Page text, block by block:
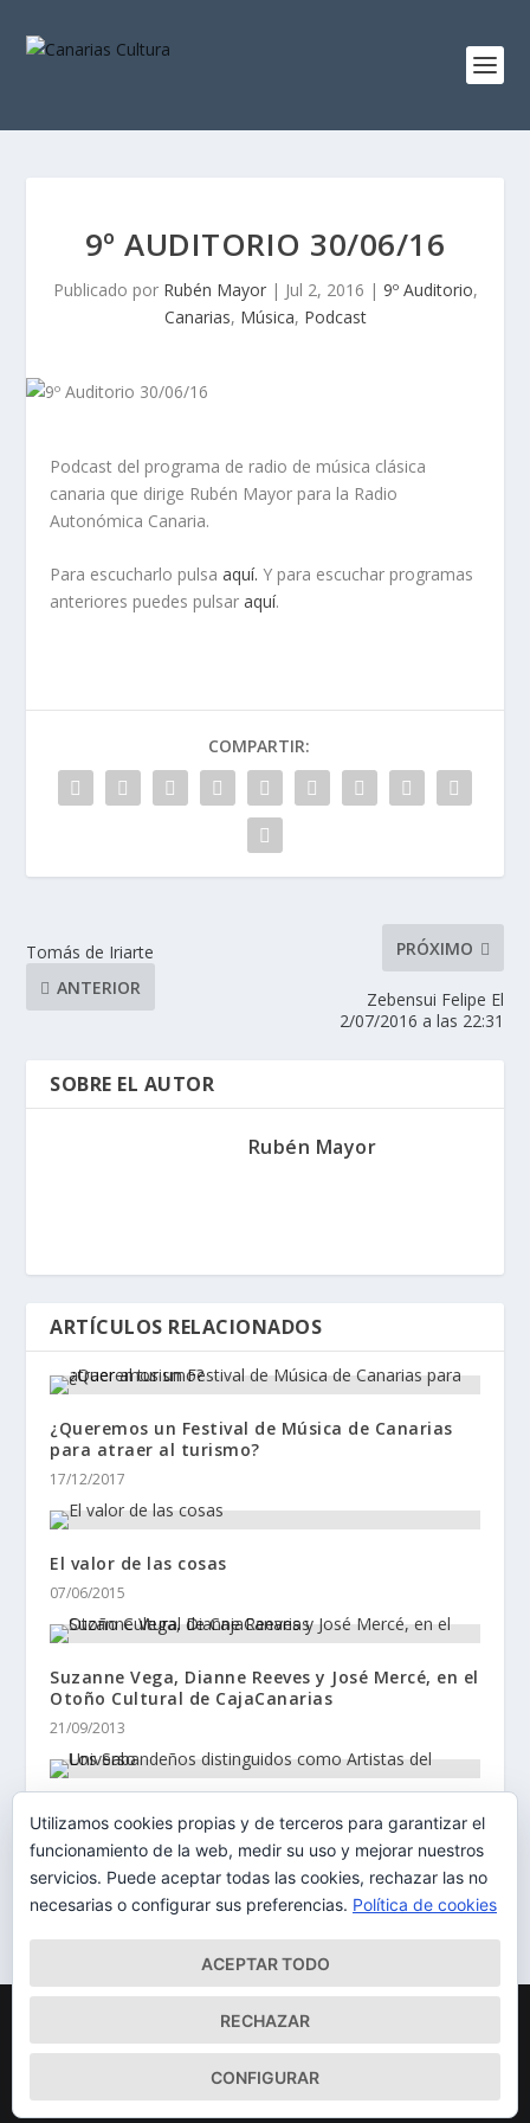
9º AUDITORIO 30/06/16
Publicado por Rubén Mayor| Jul 2, 2016 | 9º Auditorio,
Canarias, Música, Podcast
Podcast del programa de radio de música clásica
canaria que dirige Rubén Mayor para la Radio
Autonómica Canaria.
Para escucharlo pulsa aquí. Y para escuchar programas
anteriores puedes pulsaraquí.
COMPARTIR:
Tomás de Iriarte
ANTERIOR
PRÓXIMO
Zebensui Felipe El
2/07/2016 a las 22:31
SOBRE EL AUTOR
Rubén Mayor
ARTÍCULOS RELACIONADOS
¿Queremos un Festival de Música de Canarias
para atraer al turismo?
17/12/2017
El valor de las cosas
07/06/2015
Suzanne Vega, Dianne Reeves y José Mercé, en el
Otoño Cultural de CajaCanarias
21/09/2013
Los Sabandeños distinguidos como Artistas del
Universo
13/06/2014
Elegant Themes| Desarrollado por
Mapa del Sitio Aviso Legal
Política de cookies
Quiénes somos
Utilizamos cookies propias y de terceros para garantizar el
funcionamiento de la web, medir su uso y mejorar nuestros
servicios. Puede aceptar todas las cookies, rechazar las no
necesarias o configurar sus preferencias. Política de cookies
ACEPTAR TODO
RECHAZAR
CONFIGURAR